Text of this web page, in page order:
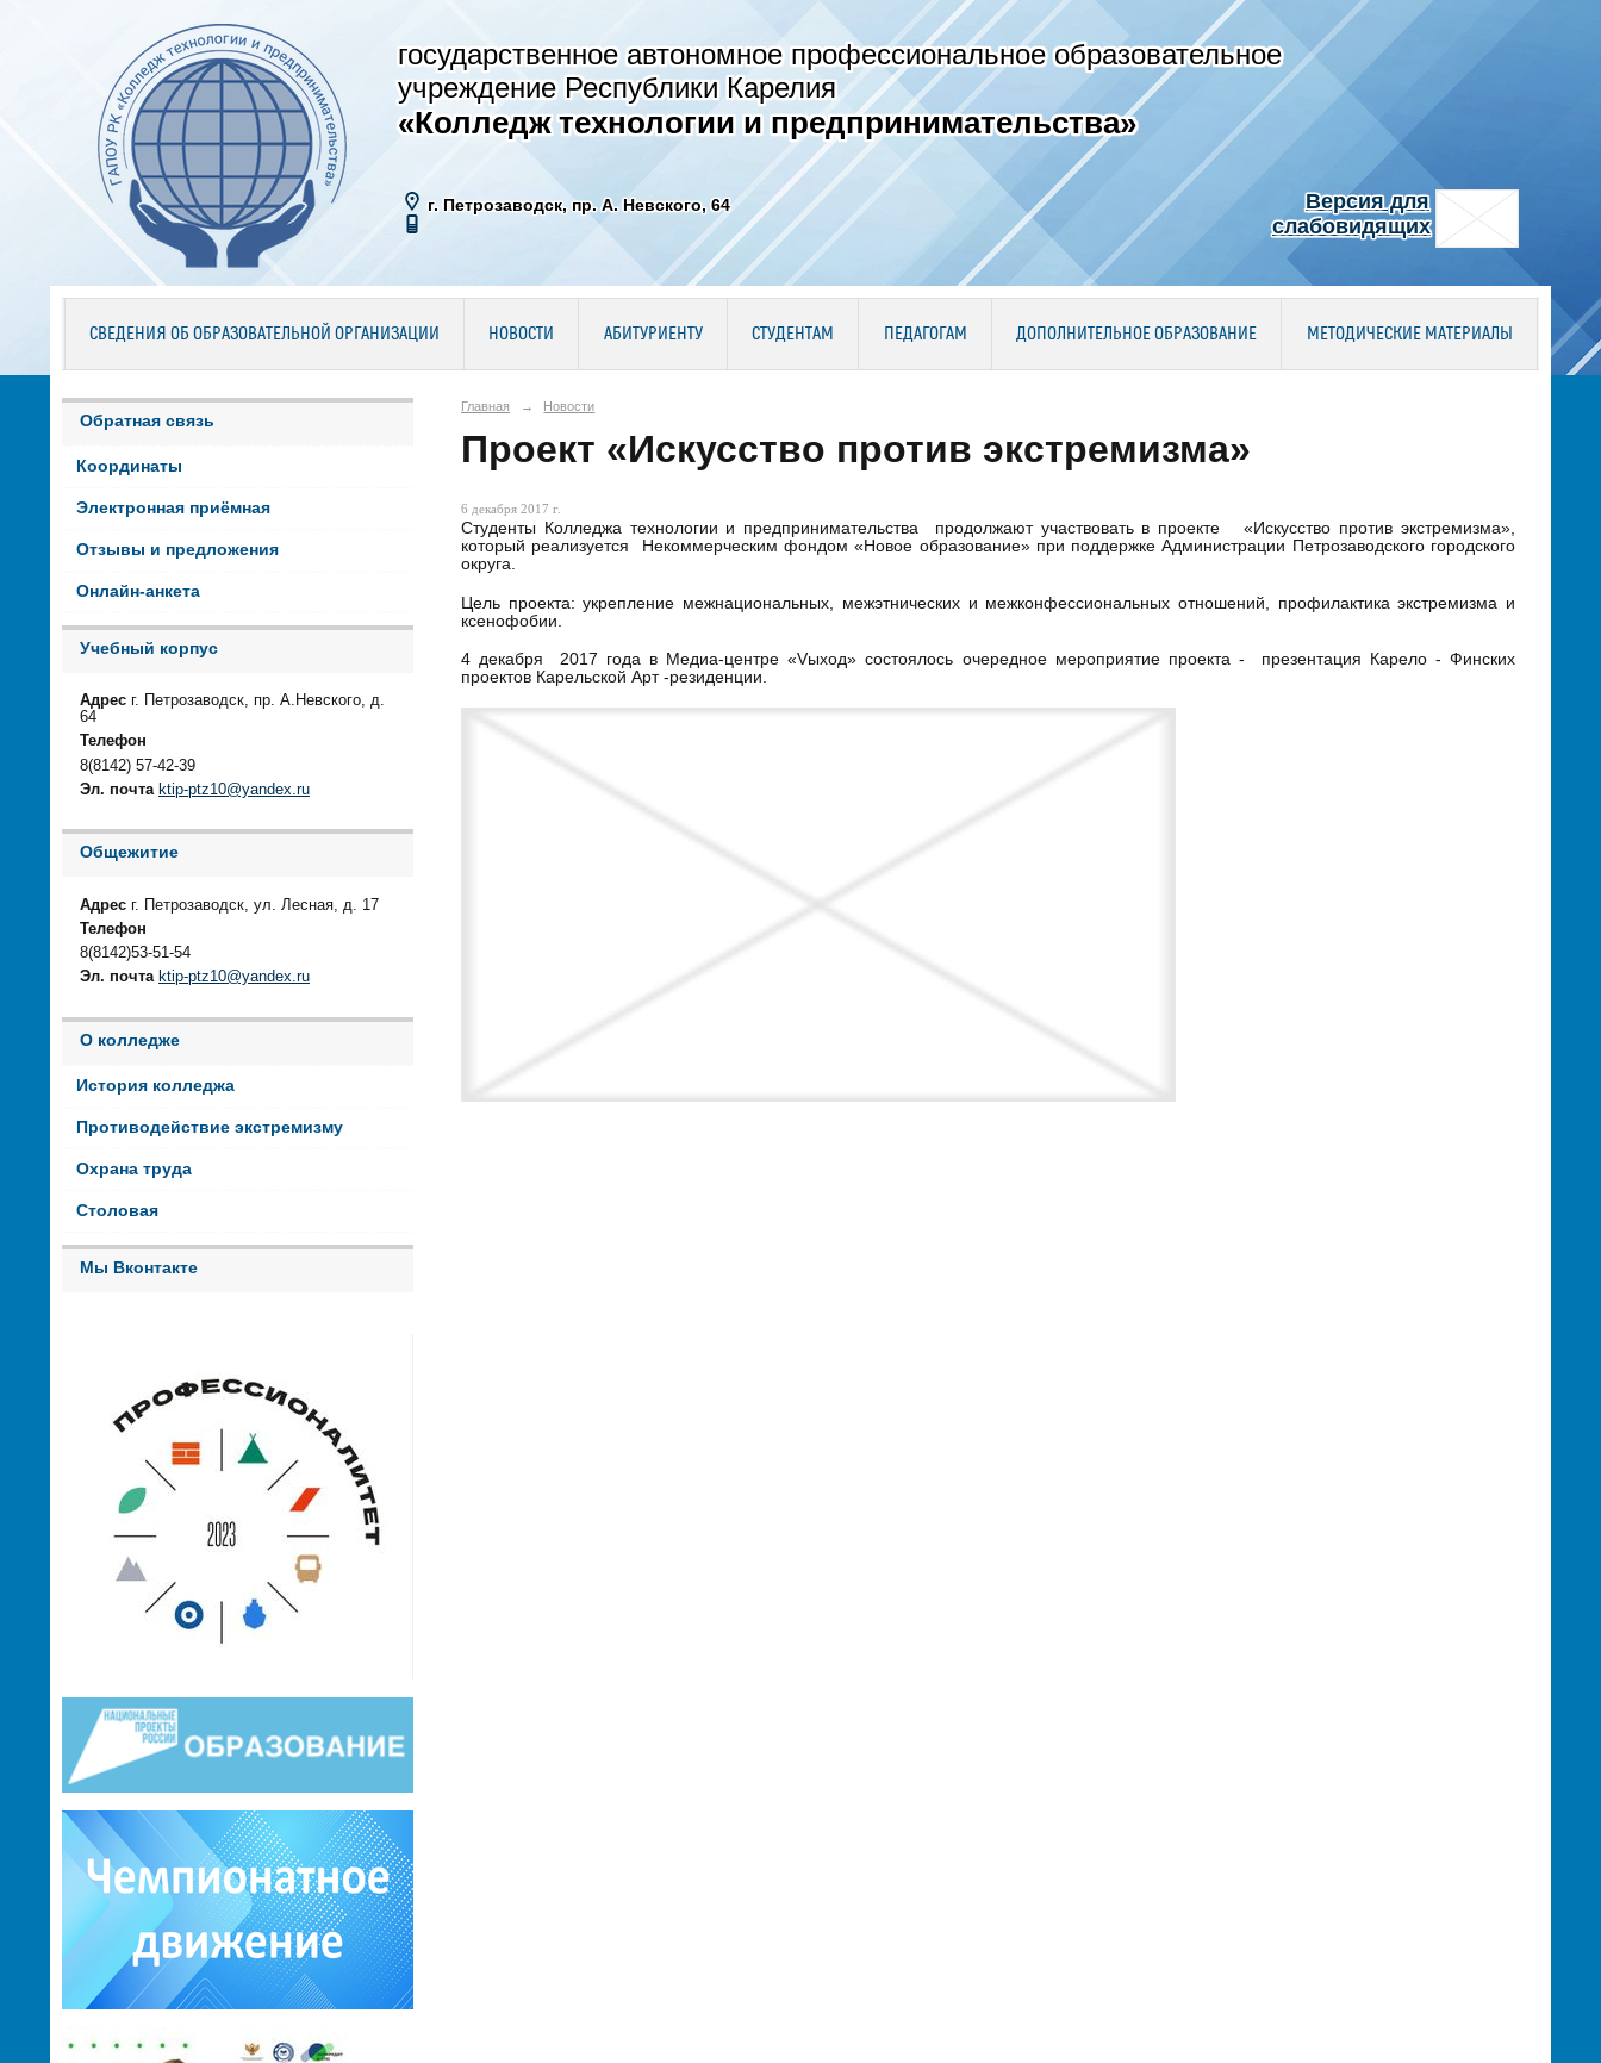
государственное автономное профессиональное образовательное
учреждение Республики Карелия
«Колледж технологии и предпринимательства»
г. Петрозаводск, пр. А. Невского, 64
Версия для
слабовидящих
СВЕДЕНИЯ ОБ ОБРАЗОВАТЕЛЬНОЙ ОРГАНИЗАЦИИ НОВОСТИ АБИТУРИЕНТУ СТУДЕНТАМ ПЕДАГОГАМ ДОПОЛНИТЕЛЬНОЕ ОБРАЗОВАНИЕ МЕТОДИЧЕСКИЕ МАТЕРИАЛЫ
Обратная связь
Координаты
Электронная приёмная
Отзывы и предложения
Онлайн-анкета
Учебный корпус
Адрес г. Петрозаводск, пр. А.Невского, д.
64
Телефон
8(8142) 57-42-39
Эл. почта ktip-ptz10@yandex.ru
Общежитие
Адрес г. Петрозаводск, ул. Лесная, д. 17
Телефон
8(8142)53-51-54
Эл. почта ktip-ptz10@yandex.ru
О колледже
История колледжа
Противодействие экстремизму
Охрана труда
Столовая
Мы Вконтакте
Главная → Новости
Проект «Искусство против экстремизма»
6 декабря 2017 г.
Студенты Колледжа технологии и предпринимательства продолжают участвовать в проекте «Искусство против экстремизма»,
который реализуется Некоммерческим фондом «Новое образование» при поддержке Администрации Петрозаводского городского
округа.
Цель проекта: укрепление межнациональных, межэтнических и межконфессиональных отношений, профилактика экстремизма и
ксенофобии.
4 декабря 2017 года в Медиа-центре «Vыход» состоялось очередное мероприятие проекта - презентация Карело - Финских
проектов Карельской Арт -резиденции.